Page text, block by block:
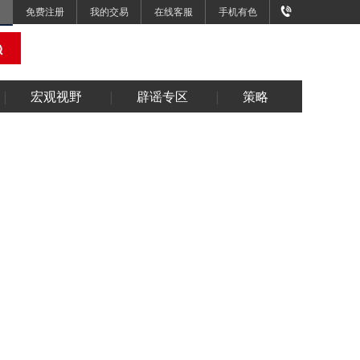
免费注册 我的交易 在线客服 手机有色
宏观视野 辟谣专区 策略